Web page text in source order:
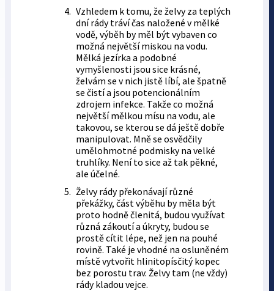
Vzhledem k tomu, že želvy za teplých
dní rády tráví čas naložené v mělké
vodě, výběh by měl být vybaven co
možná největší miskou na vodu.
Mělká jezírka a podobné
vymyšlenosti jsou sice krásné,
želvám se v nich jistě líbí, ale špatně
se čistí a jsou potencionálním
zdrojem infekce. Takže co možná
největší mělkou mísu na vodu, ale
takovou, se kterou se dá ještě dobře
manipulovat. Mně se osvědčily
umělohmotné podmisky na velké
truhlíky. Není to sice až tak pěkné,
ale účelné.
Želvy rády překonávají různé
překážky, část výběhu by měla být
proto hodně členitá, budou využívat
různá zákoutí a úkryty, budou se
prostě cítit lépe, než jen na pouhé
rovině. Také je vhodné na osluněném
místě vytvořit hlinitopísčitý kopec
bez porostu trav. Želvy tam (ne vždy)
rády kladou vejce.